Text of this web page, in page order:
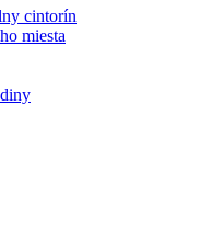
cintorín
miesta